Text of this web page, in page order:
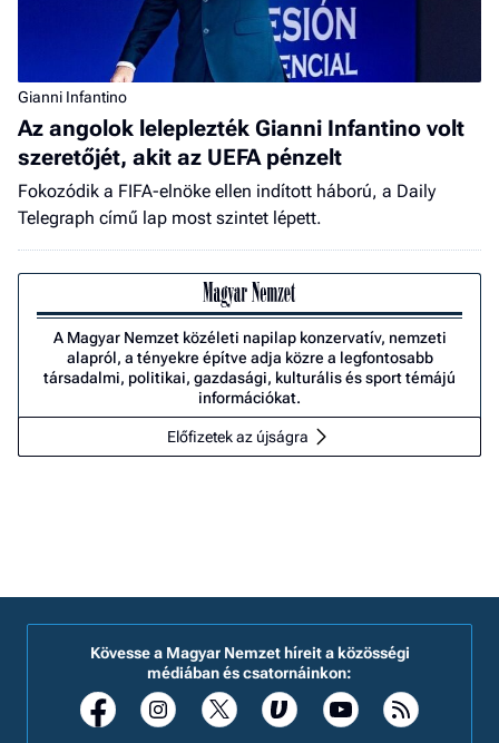
Gianni Infantino
Az angolok leleplezték Gianni Infantino volt
szeretőjét, akit az UEFA pénzelt
Fokozódik a FIFA-elnöke ellen indított háború, a Daily
Telegraph című lap most szintet lépett.
A Magyar Nemzet közéleti napilap konzervatív, nemzeti
alapról, a tényekre építve adja közre a legfontosabb
társadalmi, politikai, gazdasági, kulturális és sport témájú
információkat.
Előfizetek az újságra
Kövesse a Magyar Nemzet híreit a közösségi
médiában és csatornáinkon: